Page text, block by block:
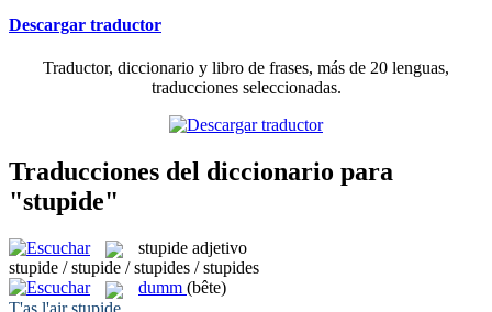
Descargar traductor
Traductor, diccionario y libro de frases, más de 20 lenguas,
traducciones seleccionadas.
Traducciones del diccionario para
"stupide"
stupide adjetivo
stupide / stupide / stupides / stupides
dumm (bête)
T'as l'airstupide.